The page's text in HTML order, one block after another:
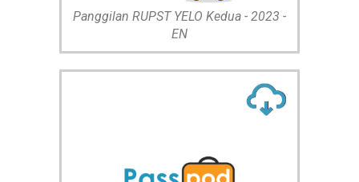
Panggilan RUPST YELO Kedua - 2023 -
EN